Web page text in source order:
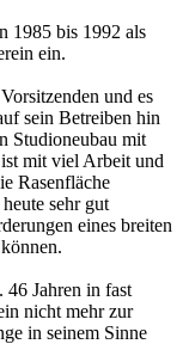
1985 bis 1992 als
ein.
und es
sein Betreiben hin
Studioneubau mit
mit viel Arbeit und
Rasenfläche
sehr gut
eines breiten
46 Jahren in fast
nicht mehr zur
in seinem Sinne